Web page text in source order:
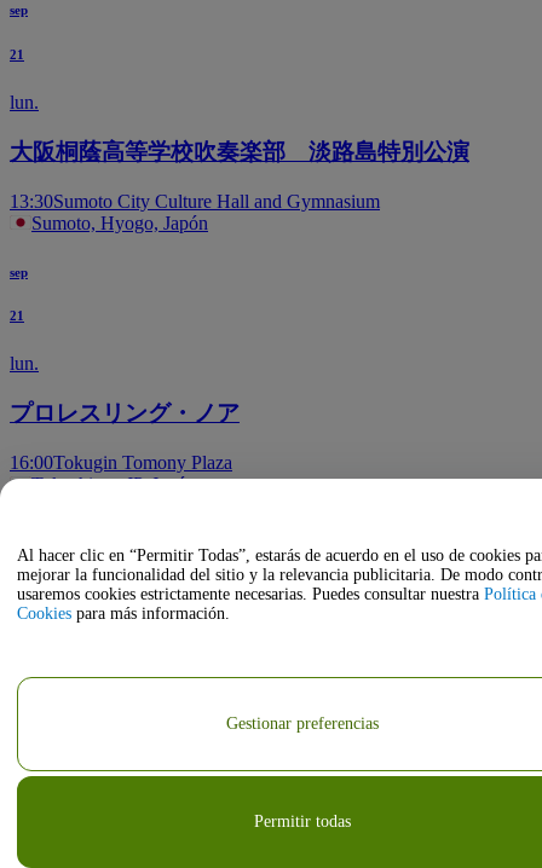
sep
21
lun.
大阪桐蔭高等学校吹奏楽部 淡路島特別公演
13:30Sumoto City Culture Hall and Gymnasium
Sumoto, Hyogo, Japón
sep
21
lun.
プロレスリング・ノア
16:00Tokugin Tomony Plaza
Tokushima, JP, Japón
18
dom.
ザ５０回転ズ
Al hacer clic en “Permitir Todas”, estarás de acuerdo en el uso de cookies
mejorar la funcionalidad del sitio y la relevancia publicitaria. De modo
usaremos cookies estrictamente necesarias. Puedes consultar nuestra Política
Cookies para más información.
Permitir todas
Gestionar preferencias